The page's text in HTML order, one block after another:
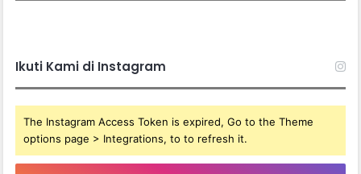
Ikuti Kami di Instagram
The Instagram Access Token is expired, Go to the Theme
options page > Integrations, to to refresh it.